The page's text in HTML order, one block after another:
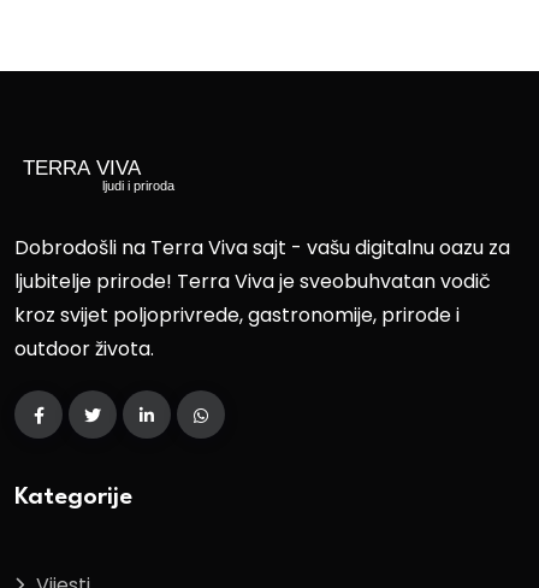
Dobrodošli na Terra Viva sajt - vašu digitalnu oazu za
ljubitelje prirode! Terra Viva je sveobuhvatan vodič
kroz svijet poljoprivrede, gastronomije, prirode i
outdoor života.
Kategorije